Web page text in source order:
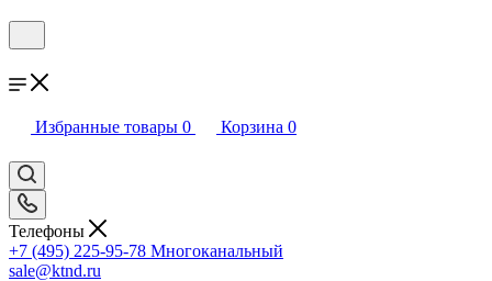
Избранные товары 0 Корзина 0
Телефоны
+7 (495) 225-95-78 Многоканальный
sale@ktnd.ru